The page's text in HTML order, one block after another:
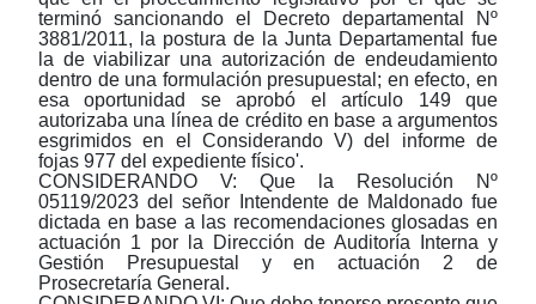
terminó sancionando el Decreto departamental Nº
3881/2011, la postura de la Junta Departamental fue
la de viabilizar una autorización de endeudamiento
dentro de una formulación presupuestal; en efecto, en
esa oportunidad se aprobó el artículo 149 que
autorizaba una línea de crédito en base a argumentos
esgrimidos en el Considerando V) del informe de
fojas 977 del expediente físico'.
CONSIDERANDO V: Que la Resolución Nº
05119/2023 del señor Intendente de Maldonado fue
dictada en base a las recomendaciones glosadas en
actuación 1 por la Dirección de Auditoría Interna y
Gestión Presupuestal y en actuación 2 de
Prosecretaría General.